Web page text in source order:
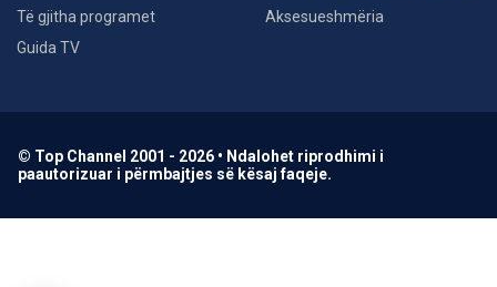
Të gjitha programet
Guida TV
Aksesueshmëria
© Top Channel 2001 - 2026 • Ndalohet riprodhimi i
paautorizuar i përmbajtjes së kësaj faqeje.